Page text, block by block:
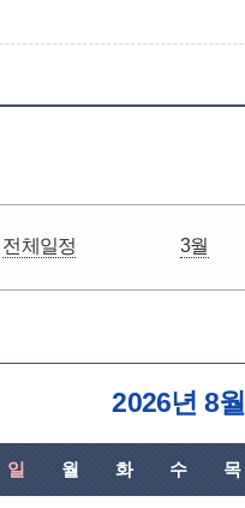
전체일정 3월
2026년 8월
일 월 화 수 목